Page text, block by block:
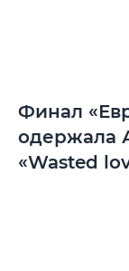
Финал
одержала
«Wasted